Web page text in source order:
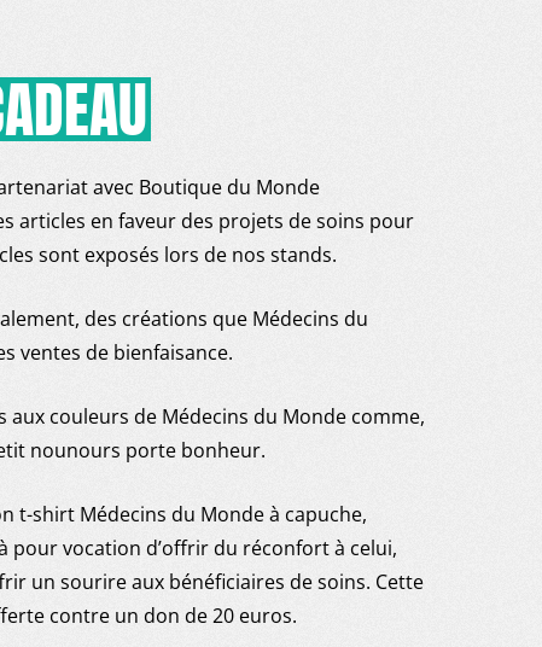
avec Boutique du Monde
articles en faveur des projets de soins pour
sont exposés lors de nos stands.
des créations que Médecins du
ventes de bienfaisance.
aux couleurs de Médecins du Monde comme,
nounours porte bonheur.
t-shirt Médecins du Monde à capuche,
pour vocation d’offrir du réconfort à celui,
un sourire aux bénéficiaires de soins. Cette
contre un don de 20 euros.